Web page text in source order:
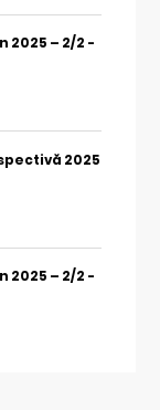
– 2/2 -
2025
– 2/2 -